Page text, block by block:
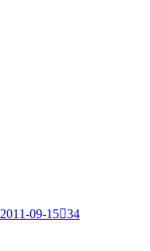
2011-09-1534